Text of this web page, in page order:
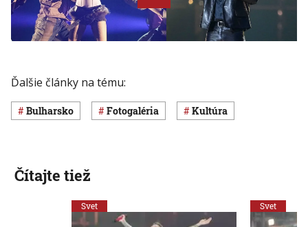
Ďalšie články na tému:
Bulharsko Fotogaléria Kultúra
Čítajte tiež
Svet Svet